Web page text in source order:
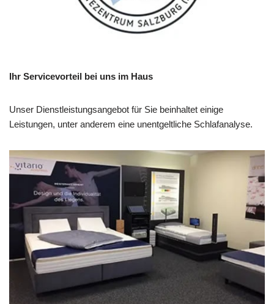
Ihr Servicevorteil bei uns im Haus
Unser Dienstleistungsangebot für Sie beinhaltet einige
Leistungen, unter anderem eine unentgeltliche Schlafanalyse.